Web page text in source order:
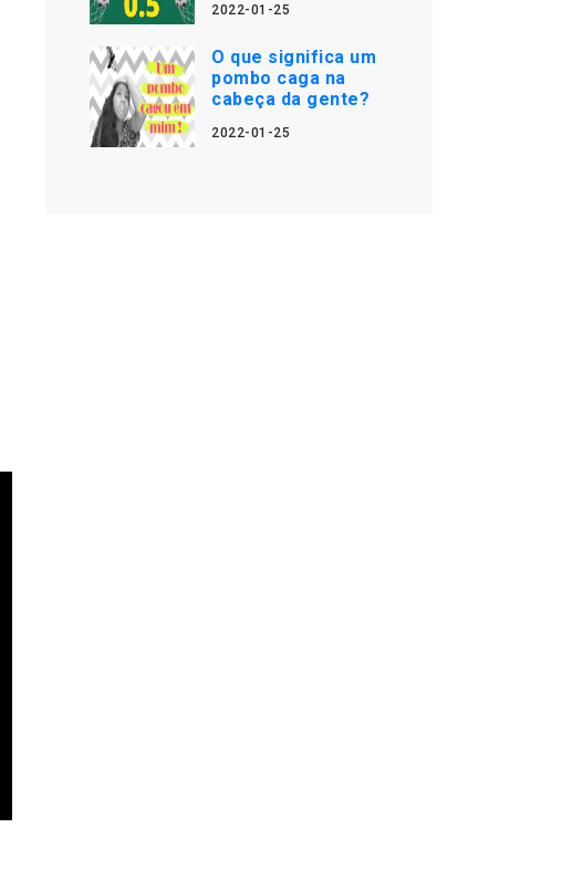
2022-01-25
O que significa um
pombo caga na
cabeça da gente?
2022-01-25